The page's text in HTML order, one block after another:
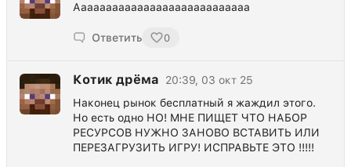
Аааааааааааааааааааааааааааа
Ответить 0
Котик дрёма
20:39, 03 окт 25
Наконец рынок бесплатный я жаждил этого.
Но есть одно НО! МНЕ ПИЩЕТ ЧТО НАБОР
РЕСУРСОВ НУЖНО ЗАНОВО ВСТАВИТЬ ИЛИ
ПЕРЕЗАГРУЗИТЬ ИГРУ! ИСПРАВЬТЕ ЭТО !!!!!